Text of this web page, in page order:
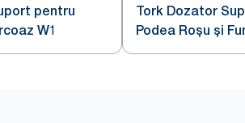
pentru
W1
Tork Dozator
Podea Roșu și